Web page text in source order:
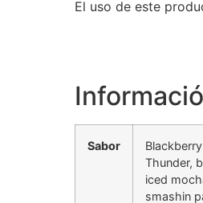
El uso de este
Sabor
Thunder,
iced
smashin